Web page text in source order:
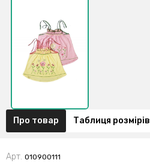
Про товар Таблиця розмірів
Арт. 010900111